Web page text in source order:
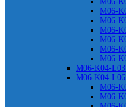
M06-
M06-
M06-
M06-
M06-
M06-
M06-K04-L03
M06-K04-L06
M06-
M06-